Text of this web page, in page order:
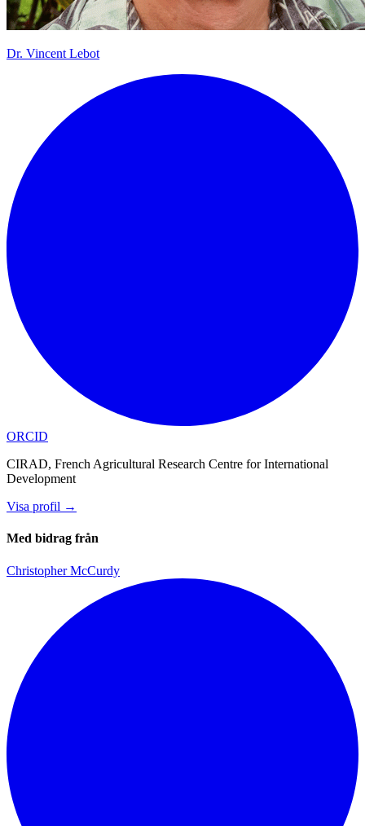
Dr. Vincent Lebot
ORCID
CIRAD, French Agricultural Research Centre for International
Development
Visa profil →
Med bidrag från
Christopher McCurdy